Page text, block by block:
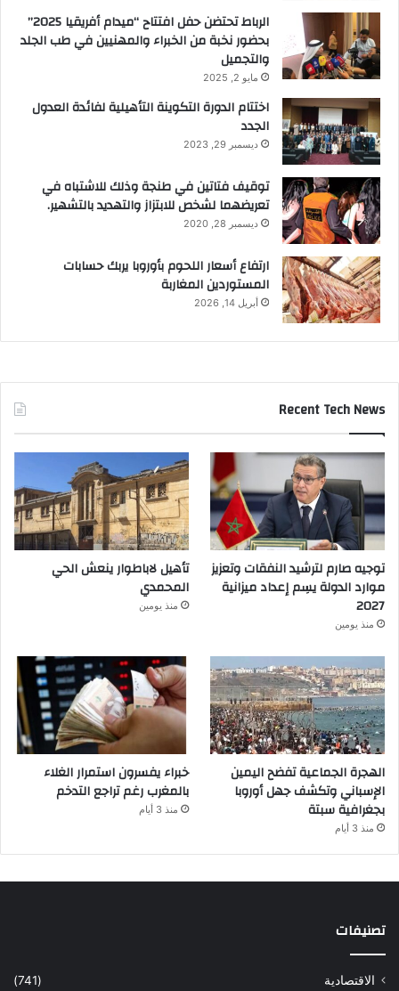
الرباط تحتضن حفل افتتاح “ميدام أفريقيا 2025”
بحضور نخبة من الخبراء والمهنيين في طب الجلد
والتجميل
مايو 2, 2025
اختتام الدورة التكوينة التأهيلية لفائدة العدول
الجدد
ديسمبر 29, 2023
توقيف فتاتين في طنجة وذلك للاشتباه في
تعريضهما لشخص للابتزاز والتهديد بالتشهير.
ديسمبر 28, 2020
ارتفاع أسعار اللحوم بأوروبا يربك حسابات
المستوردين المغاربة
أبريل 14, 2026
Recent Tech News
توجيه صارم لترشيد النفقات وتعزيز
موارد الدولة يسِم إعداد ميزانية
2027
منذ يومين
تأهيل لاباطوار ينعش الحي
المحمدي
منذ يومين
الهجرة الجماعية تفضح اليمين
الإسباني وتكشف جهل أوروبا
بجغرافية سبتة
منذ 3 أيام
خبراء يفسرون استمرار الغلاء
بالمغرب رغم تراجع التدخم
منذ 3 أيام
تصنيفات
الاقتصادية
(741)